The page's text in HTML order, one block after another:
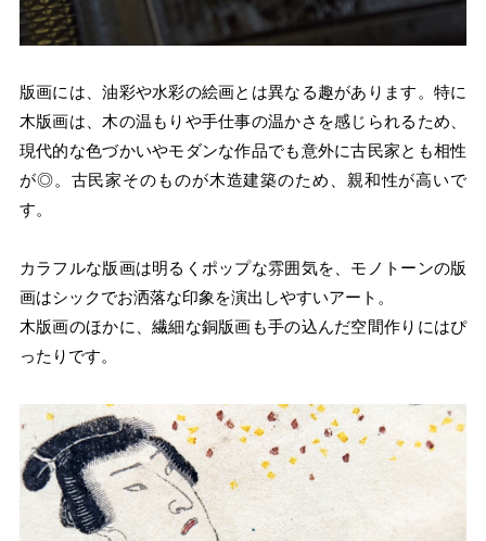
版画には、油彩や水彩の絵画とは異なる趣があります。特に
木版画は、木の温もりや手仕事の温かさを感じられるため、
現代的な色づかいやモダンな作品でも意外に古民家とも相性
が◎。古民家そのものが木造建築のため、親和性が高いで
す。
カラフルな版画は明るくポップな雰囲気を、モノトーンの版
画はシックでお洒落な印象を演出しやすいアート。
木版画のほかに、繊細な銅版画も手の込んだ空間作りにはぴ
ったりです。